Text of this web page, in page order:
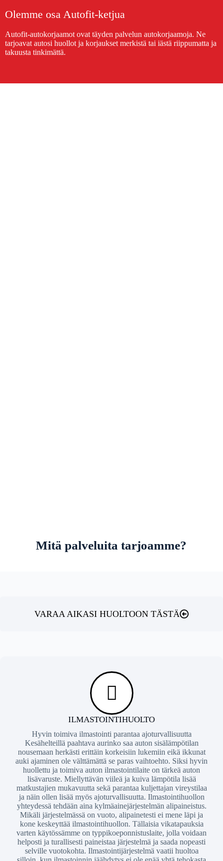
Olemme osa Autofit-ketjua
Autofit-autokorjaamot ovat täyden palvelun autokorjaamoja. Ne
tarjoavat autosi huollot ja korjaukset merkistä tai iästä riippumatta ja
takuusta tinkimättä.
Mitä palveluita tarjoamme?
VARAA AIKASI HUOLTOON TÄSTÄ
ILMASTOINTIHUOLTO
Hyvin toimiva ilmastointi parantaa ajoturvallisuutta
Kesähelteillä paahtava aurinko saa auton sisälämpötilan
nousemaan herkästi erittäin korkeisiin lukemiin eikä ikkunat
auki ajaminen ole välttämättä se paras vaihtoehto. Siksi hyvin
huollettu ja toimiva auton ilmastointilaite on tärkeä auton
lisävaruste. Miellyttävän viileä ja kuiva lämpötila lisää
matkustajien mukavuutta sekä parantaa kuljettajan vireystilaa
ja näin ollen lisää myös ajoturvallisuutta. Ilmastointihuollon
yhteydessä tehdään aina kylmäainejärjestelmän alipaineistus.
Mikäli järjestelmässä on vuoto, alipainetesti ei mene läpi ja
kone keskeyttää ilmastointihuollon. Tällaisia vikatapauksia
varten käytössämme on typpikoeponnistuslaite, jolla voidaan
helposti ja turallisesti paineistaa järjestelmä ja saada nopeasti
selville vuotokohta. Ilmastointijärjestelmä vaatii huoltoa